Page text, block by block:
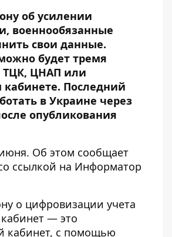
об усилении
военнообязанные
свои данные.
будет тремя
ТЦК, ЦНАП или
кабинете. Последний
в Украине через
опубликования
Об этом сообщает
ссылкой на Информатор
о цифровизации учета
— это
кабинет, с помощью